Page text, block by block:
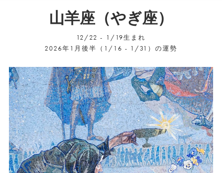
山羊座（やぎ座）
12/22 - 1/19生まれ
2026年1月後半（1/16 - 1/31）の運勢